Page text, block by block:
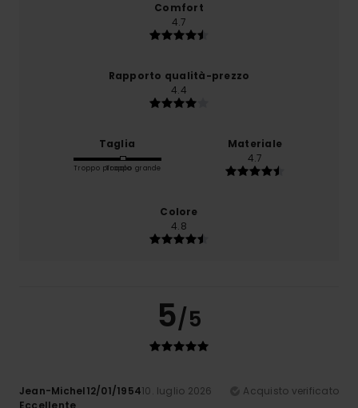
Comfort
4.7
Rapporto qualità-prezzo
4.4
Taglia
Troppo piccoloTroppo grande
Materiale
4.7
Colore
4.8
5/5
Jean-Michel12/01/195410. luglio 2026
Acquisto verificato
Eccellente